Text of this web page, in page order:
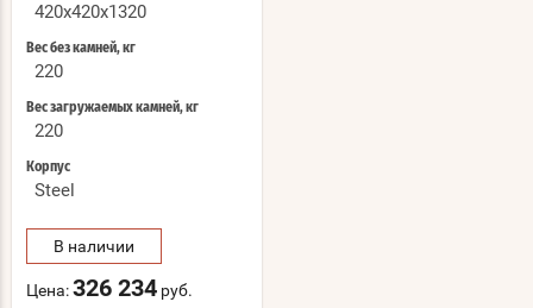
420x420x1320
Вес без камней, кг
220
Вес загружаемых камней, кг
220
Корпус
Steel
В наличии
Цена:326 234 руб.